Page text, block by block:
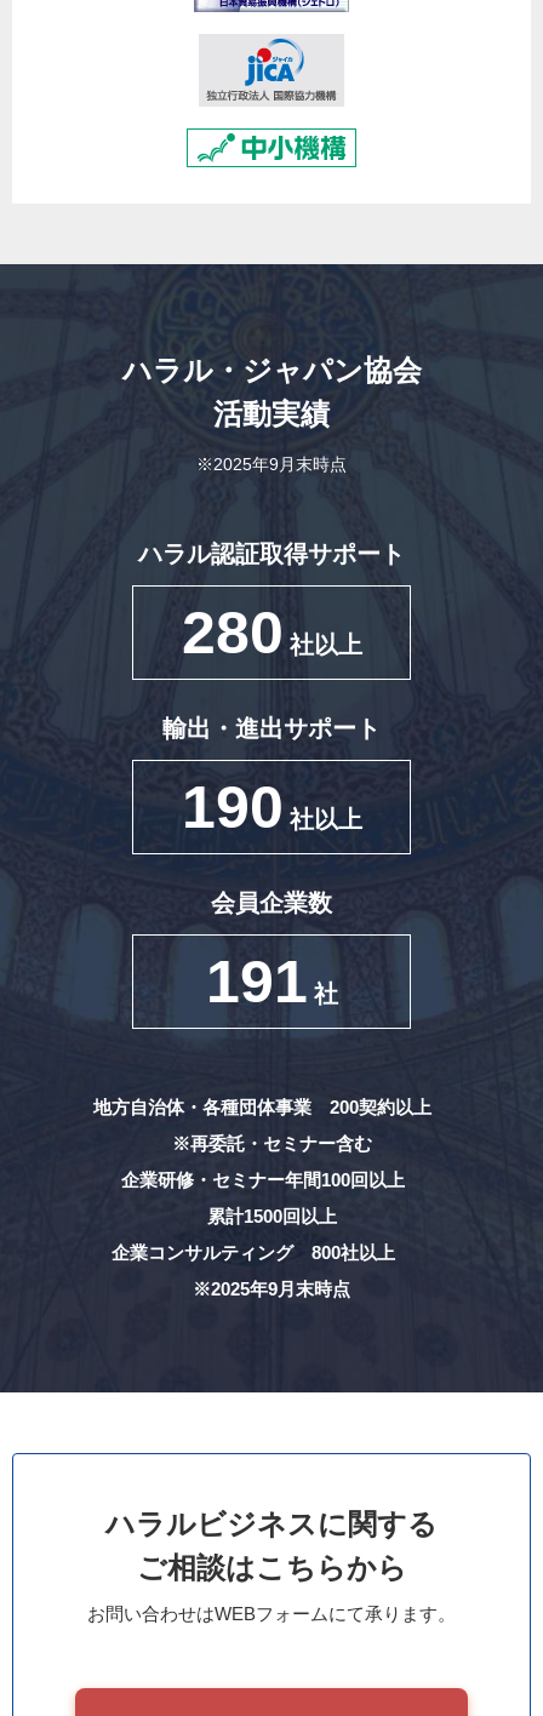
ハラル・ジャパン協会
活動実績
※2025年9月末時点
ハラル認証取得サポート
280 社以上
輸出・進出サポート
190 社以上
会員企業数
191 社
地方自治体・各種団体事業 200契約以上
※再委託・セミナー含む
企業研修・セミナー年間100回以上
累計1500回以上
企業コンサルティング 800社以上
※2025年9月末時点
ハラルビジネスに関する
ご相談はこちらから
お問い合わせはWEBフォームにて承ります。